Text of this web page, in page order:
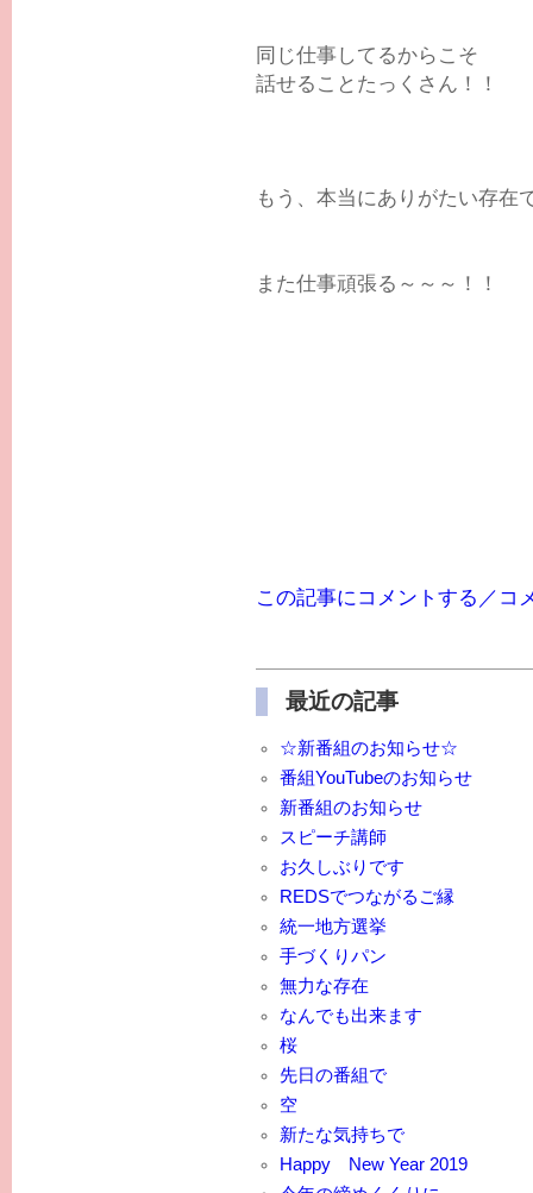
同じ仕事してるからこそ
話せることたっくさん！！
もう、本当にありがたい存在
また仕事頑張る～～～！！
この記事にコメントする／コ
最近の記事
☆新番組のお知らせ☆
番組YouTubeのお知らせ
新番組のお知らせ
スピーチ講師
お久しぶりです
REDSでつながるご縁
統一地方選挙
手づくりパン
無力な存在
なんでも出来ます
桜
先日の番組で
空
新たな気持ちで
Happy New Year 2019